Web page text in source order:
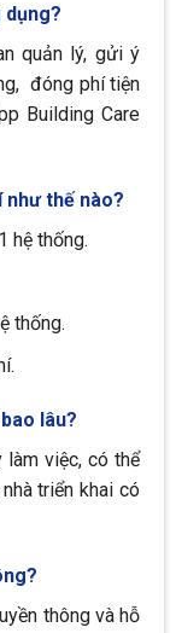
dụng?
quản lý, gửi ý
đóng phí tiện
Building Care
như thế nào?
hệ thống.
thống.
lâu?
làm việc, có thể
triển khai có
thông và hỗ